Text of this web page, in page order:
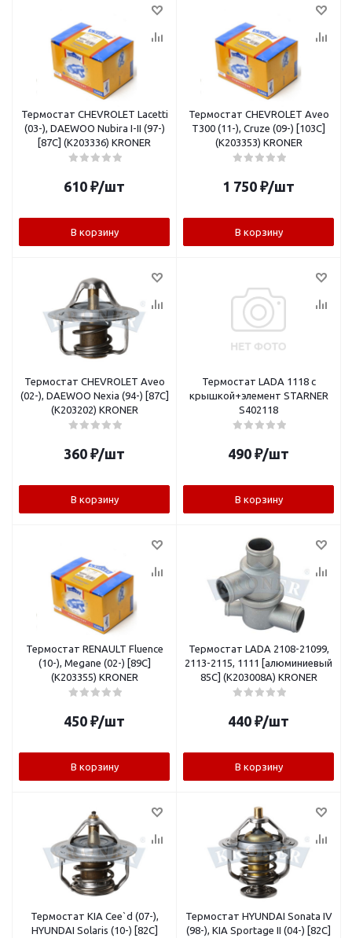
Термостат CHEVROLET Lacetti
(03-), DAEWOO Nubira I-II (97-)
[87C] (K203336) KRONER
610 ₽/шт
В корзину
Термостат CHEVROLET Aveo
T300 (11-), Cruze (09-) [103C]
(K203353) KRONER
1 750 ₽/шт
В корзину
Термостат CHEVROLET Aveo
(02-), DAEWOO Nexia (94-) [87C]
(K203202) KRONER
360 ₽/шт
В корзину
Термостат LADA 1118 с
крышкой+элемент STARNER
S402118
490 ₽/шт
В корзину
Термостат RENAULT Fluence
(10-), Megane (02-) [89C]
(K203355) KRONER
450 ₽/шт
В корзину
Термостат LADA 2108-21099,
2113-2115, 1111 [алюминиевый
85C] (K203008A) KRONER
440 ₽/шт
В корзину
Термостат KIA Cee`d (07-),
HYUNDAI Solaris (10-) [82C]
Термостат HYUNDAI Sonata IV
(98-), KIA Sportage II (04-) [82C]